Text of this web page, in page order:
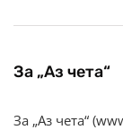
За „Аз чета“
За „Аз чета“